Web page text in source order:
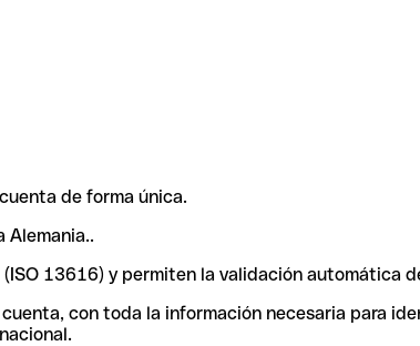
de forma única.
Alemania..
13616) y permiten la validación automática
con toda la información necesaria para